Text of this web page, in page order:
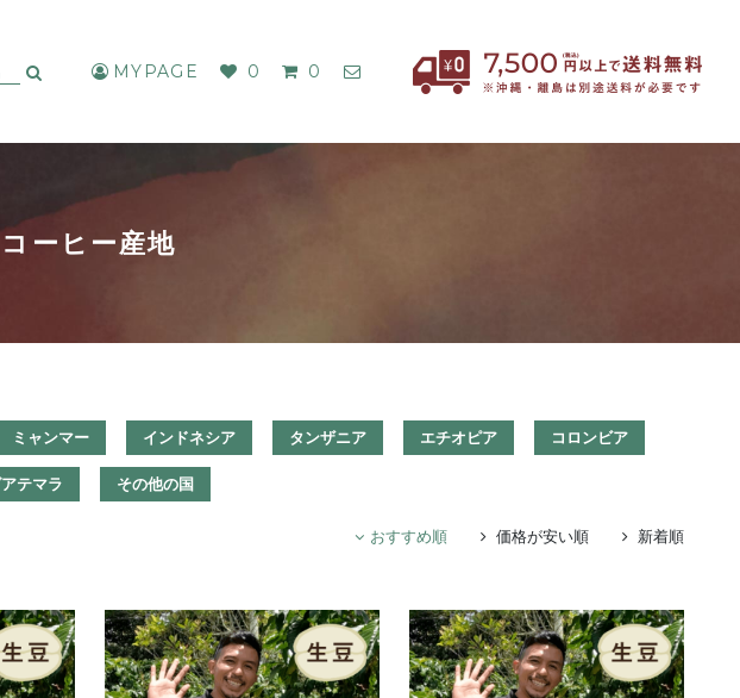
MYPAGE 0 0
コーヒー産地
ミャンマー インドネシア タンザニア エチオピア コロンビア
テマラ その他の国
おすすめ順 価格が安い順 新着順